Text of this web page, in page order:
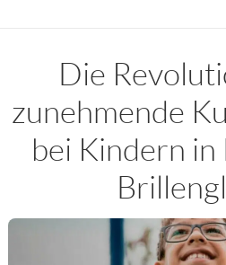
Die
zunehmende
bei Kindern in